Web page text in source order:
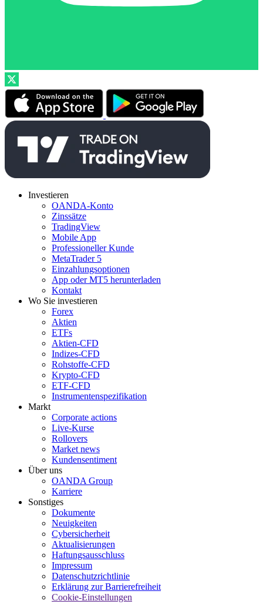
Investieren
OANDA-Konto
Zinssätze
TradingView
Mobile App
Professioneller Kunde
MetaTrader 5
Einzahlungsoptionen
App oder MT5 herunterladen
Kontakt
Wo Sie investieren
Forex
Aktien
ETFs
Aktien-CFD
Indizes-CFD
Rohstoffe-CFD
Krypto-CFD
ETF-CFD
Instrumentenspezifikation
Markt
Corporate actions
Live-Kurse
Rollovers
Market news
Kundensentiment
Über uns
OANDA Group
Karriere
Sonstiges
Dokumente
Neuigkeiten
Cybersicherheit
Aktualisierungen
Haftungsausschluss
Impressum
Datenschutzrichtlinie
Erklärung zur Barrierefreiheit
Cookie-Einstellungen